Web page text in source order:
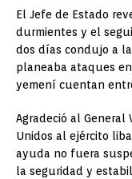
El Jefe de Estado
durmientes y el
dos días condujo a
planeaba ataques
yemení cuentan
Agradeció al General
Unidos al ejército
ayuda no fuera
la seguridad y